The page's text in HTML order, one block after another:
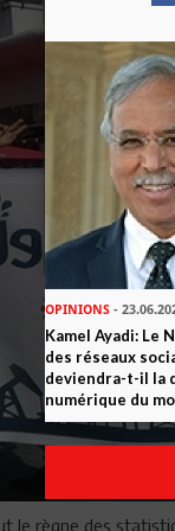
le règne des
OPINIONS -
Kamel Ayadi: Le
des réseaux
deviendra-t-il la
numérique du